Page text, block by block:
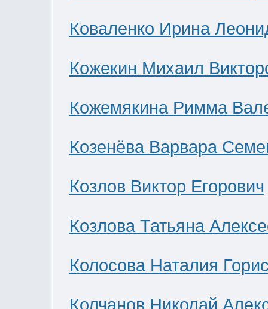
Коваленко Ирина
Кожекин Михаил
Кожемякина Римма
Козенёва Варвара
Козлов Виктор Егорович
Козлова Татьяна
Колосова Наталия
Колчанов Николай